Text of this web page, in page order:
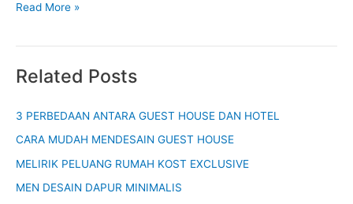
Read More »
Related Posts
3 PERBEDAAN ANTARA GUEST HOUSE DAN HOTEL
CARA MUDAH MENDESAIN GUEST HOUSE
MELIRIK PELUANG RUMAH KOST EXCLUSIVE
MEN DESAIN DAPUR MINIMALIS